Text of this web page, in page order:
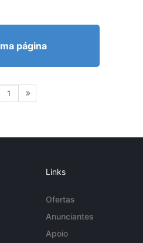
página
1
Links
Ofertas
Anunciantes
Apoio